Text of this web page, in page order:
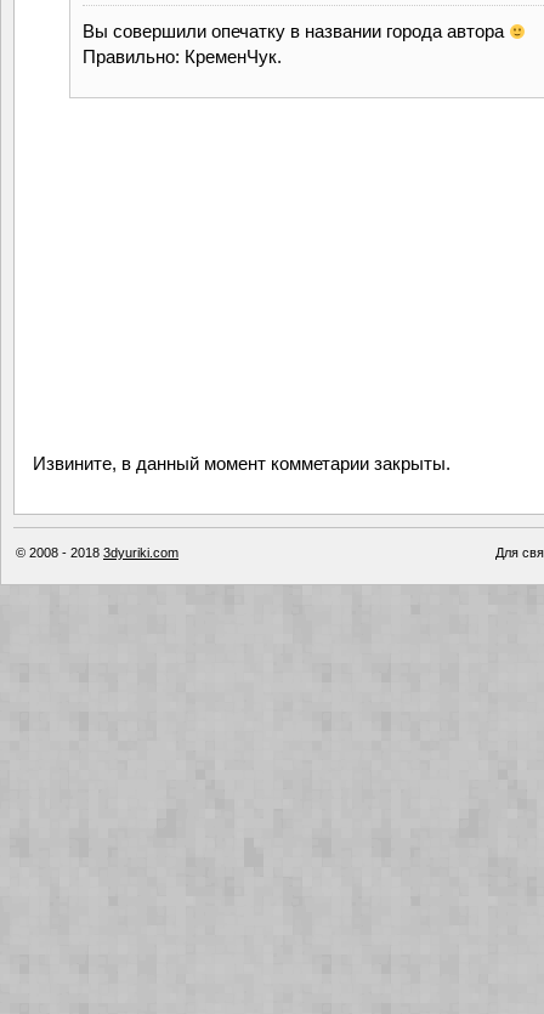
Вы совершили опечатку в названии города автора
Правильно: КременЧук.
Извините, в данный момент комметарии закрыты.
© 2008 - 2018 3dyuriki.com Для